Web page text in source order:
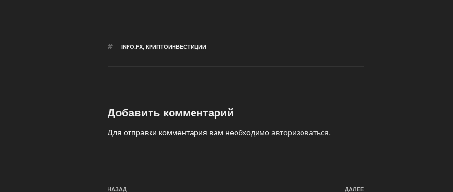
МЕТКИ
INFO.FX, КРИПТОИНВЕСТИЦИИ
Добавить комментарий
Для отправки комментария вам необходимоавторизоваться.
Навигация
НАЗАД ДАЛЕЕ